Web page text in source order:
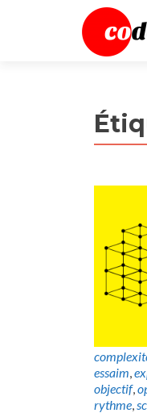
essaim,
objectif,
rythme,